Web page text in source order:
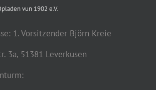
vun 1902 e.V.
1. Vorsitzender Björn Kreie
3a, 51381 Leverkusen